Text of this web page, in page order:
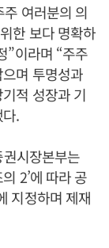
주 여러분의 의
한 보다 명확하
”이라며 “주주
며 투명성과
적 성장과 기
.
시장본부는
2’에 따라 공
지정하며 제재